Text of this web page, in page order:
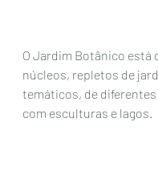
O Jardim Botânico está
núcleos, repletos de
temáticos, de diferentes
com esculturas e lagos.